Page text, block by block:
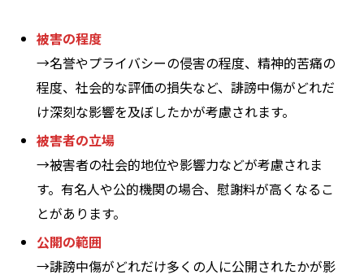
被害の程度
→名誉やプライバシーの侵害の程度、精神的苦痛の
程度、社会的な評価の損失など、誹謗中傷がどれだ
け深刻な影響を及ぼしたかが考慮されます。
被害者の立場
→被害者の社会的地位や影響力などが考慮されま
す。有名人や公的機関の場合、慰謝料が高くなるこ
とがあります。
公開の範囲
→誹謗中傷がどれだけ多くの人に公開されたかが影